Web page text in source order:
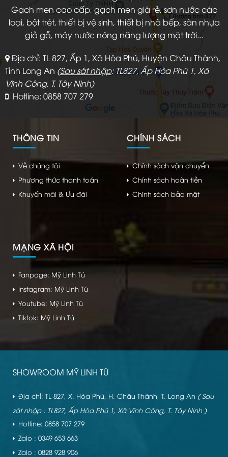
Gạch men cao cấp, gạch men giá rẻ, sơn nước các
loại, bột trét, thiết bị vệ sinh, thiết bị nhà bếp, sàn nhựa
giả gỗ, máy nước nóng năng lượng mặt trời...
Địa chỉ: TL 827, Ấp 1, Xã Hòa Phú, Huyện Châu Thành,
Tỉnh Long An (Sau sát nhập: TL827, Ấp Hòa Phú 1, Xã
Vĩnh Công, T. Tây Ninh)
Hotline: 0858 707 279
THÔNG TIN
Về chúng tôi
Phương thức thanh toán
Khuyến mãi & Ưu đãi
CHÍNH SÁCH
Chính sách vận chuyển
Chính sách hoàn tiền
Chính sách bảo mật
MẠNG XÃ HỘI
Fanpage: Mỹ Linh Tú
Instagram: Mỹ Linh Tú
Youtube: Mỹ Linh Tú
Tiktok: Mỹ Linh Tú
SHOWROOM MỸ LINH TÚ
Địa chỉ: TL 827, X. Hòa Phú, H. Châu Thành, T. Long An ( Sau
sát nhập : TL827, Ấp Hòa Phú 1, Xã Vĩnh Công, T. Tây Ninh )
Hotline: 0858 707 279
Zalo : 0349 653 663
Zalo : 0828 928 906